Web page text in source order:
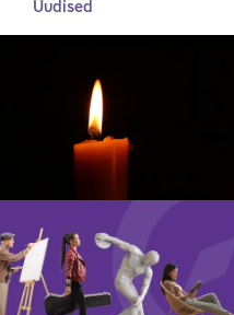
Uudised